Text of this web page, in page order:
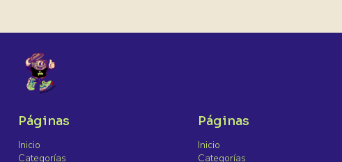
Páginas
Inicio
Categorías
Páginas
Inicio
Categorías